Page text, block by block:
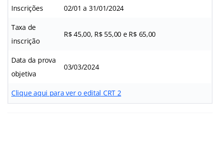
Inscrições 02/01 a 31/01/2024
Taxa de
inscrição
R$ 45,00, R$ 55,00 e R$ 65,00
Data da prova
objetiva
03/03/2024
Clique aqui para ver o edital CRT 2